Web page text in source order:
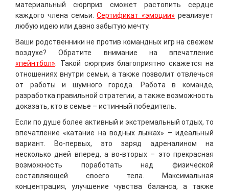
материальный сюрприз сможет растопить сердце
каждого члена семьи.Сертификат «эмоции» реализует
любую идею или давно забытую мечту.
Ваши родственники не против командных игр на свежем
воздухе? Обратите внимание на впечатление
«пейнтбол». Такой сюрприз благоприятно скажется на
отношениях внутри семьи, а также позволит отвлечься
от работы и шумного города. Работа в команде,
разработка правильной стратегии, а также возможность
доказать, кто в семье – истинный победитель.
Если по душе более активный и экстремальный отдых, то
впечатление «катание на водных лыжах» – идеальный
вариант. Во-первых, это заряд адреналином на
несколько дней вперед, а во-вторых – это прекрасная
возможность поработать над физической
составляющей своего тела. Максимальная
концентрация, улучшение чувства баланса, а также